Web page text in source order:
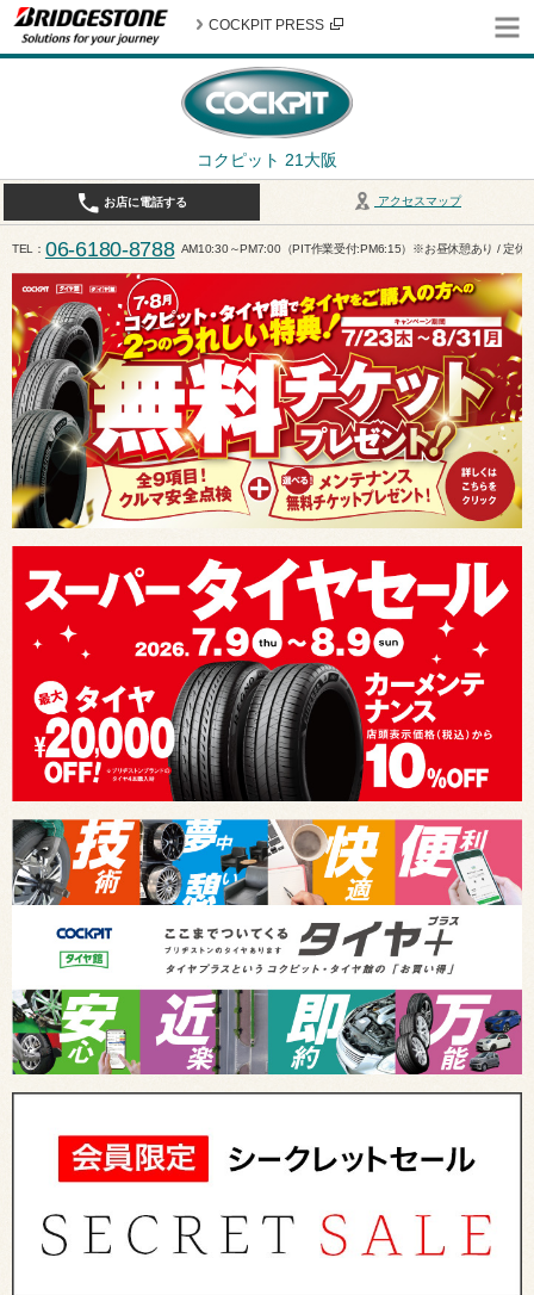
コクピット 21大阪
COCKPIT PRESS
アクセスマップ
お店に電話する
TEL 06-6180-8788 AM10:30～PM7:00（PIT作業受付:PM6:15）※お昼休憩あり / 定休